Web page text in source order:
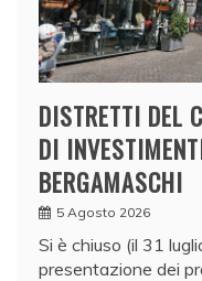
DISTRETTI DEL
DI
BERGAMASCHI
5 Agosto 2026
Si è chiuso (il 31
presentazione dei